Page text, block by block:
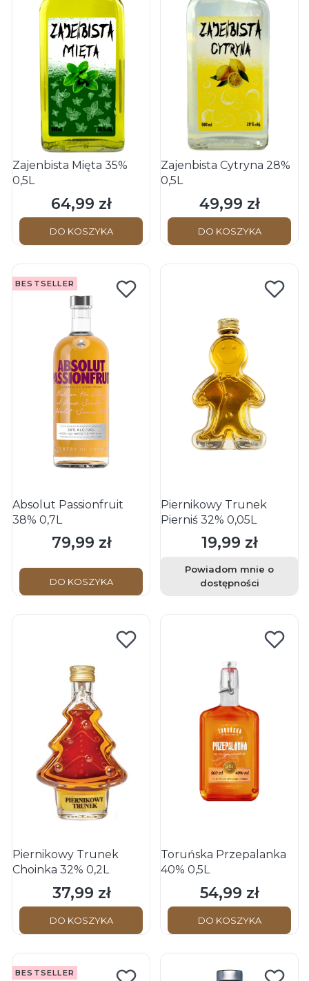
Zajenbista Mięta 35%
0,5L
Cena
64,99 zł
DO KOSZYKA
Zajenbista Cytryna 28%
0,5L
Cena
49,99 zł
DO KOSZYKA
BESTSELLER
Absolut Passionfruit
38% 0,7L
Cena
79,99 zł
DO KOSZYKA
Piernikowy Trunek
Pierniś 32% 0,05L
Cena
19,99 zł
Powiadom mnie o
dostępności
Piernikowy Trunek
Choinka 32% 0,2L
Cena
37,99 zł
DO KOSZYKA
Toruńska Przepalanka
40% 0,5L
Cena
54,99 zł
DO KOSZYKA
BESTSELLER